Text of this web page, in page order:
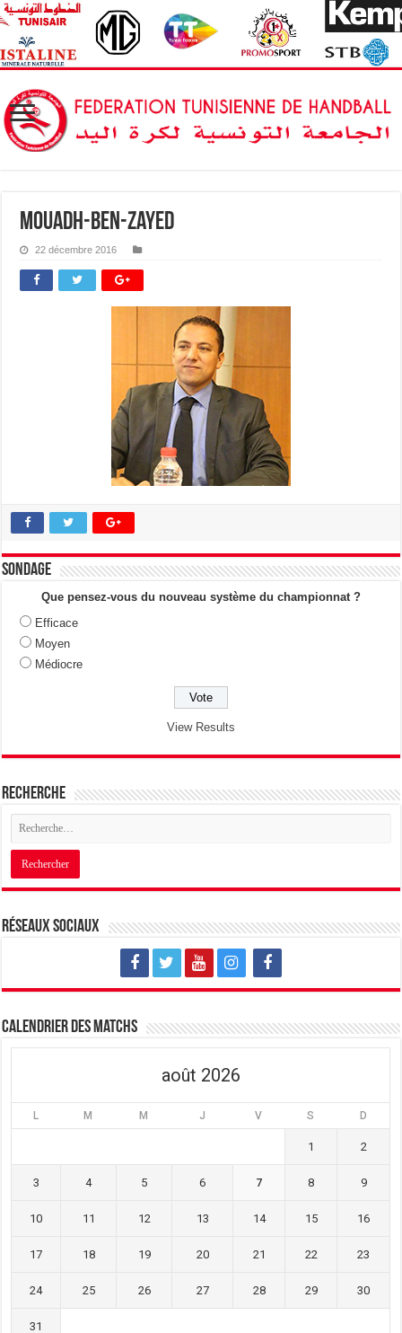
mouadh-ben-zayed
22 décembre 2016
Sondage
Que pensez-vous du nouveau système du championnat ?
Efficace
Moyen
Médiocre
View Results
Recherche
Réseaux sociaux
Calendrier des matchs
août 2026
L M M J V S D
1 2
3 4 5 6 7 8 9
10 11 12 13 14 15 16
17 18 19 20 21 22 23
24 25 26 27 28 29 30
31